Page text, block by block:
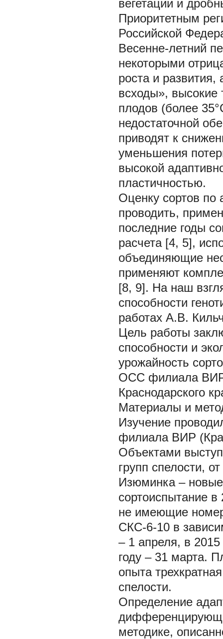
вегетации и
Приоритетным
Российской
Весенне-летний
некоторыми
роста и
всходы», высокие
плодов (более
недостаточной
приводят к
уменьшения
высокой
пластичностью.
Оценку сортов по
проводить,
последние годы
расчета [4, 5],
объединяющие
применяют
[8, 9]. На наш
способности
работах А.В.
Цель работы
способности и
урожайность
ОСС филиала ВИР
Краснодарского
Материалы и
Изучение
филиала ВИР
Объектами
групп спелости,
Изюминка – новые
сортоиспытание в
не имеющие
СКС-6-10 в
– 1 апреля, в
году – 31 марта.
опыта
спелости.
Определение
методике,